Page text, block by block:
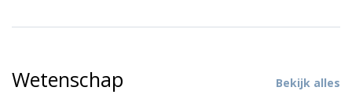
Wetenschap Bekijk alles